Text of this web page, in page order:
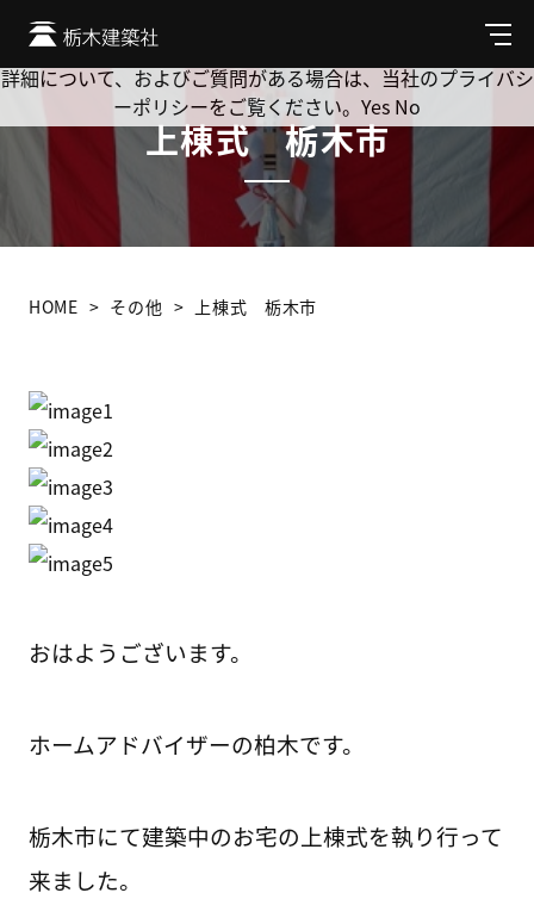
メ
ニ
ュ
上棟式 栃木市
HOME その他 上棟式 栃木市
おはようございます。
ホームアドバイザーの柏木です。
栃木市にて建築中のお宅の上棟式を執り行って
来ました。
Cookie を使用して、お客様の活動を追跡してもよろしいです
か? 当社ではお客様のプライバシーを極めて重視しています。
詳細について、およびご質問がある場合は、当社のプライバシ
ーポリシーをご覧ください。 Yes No